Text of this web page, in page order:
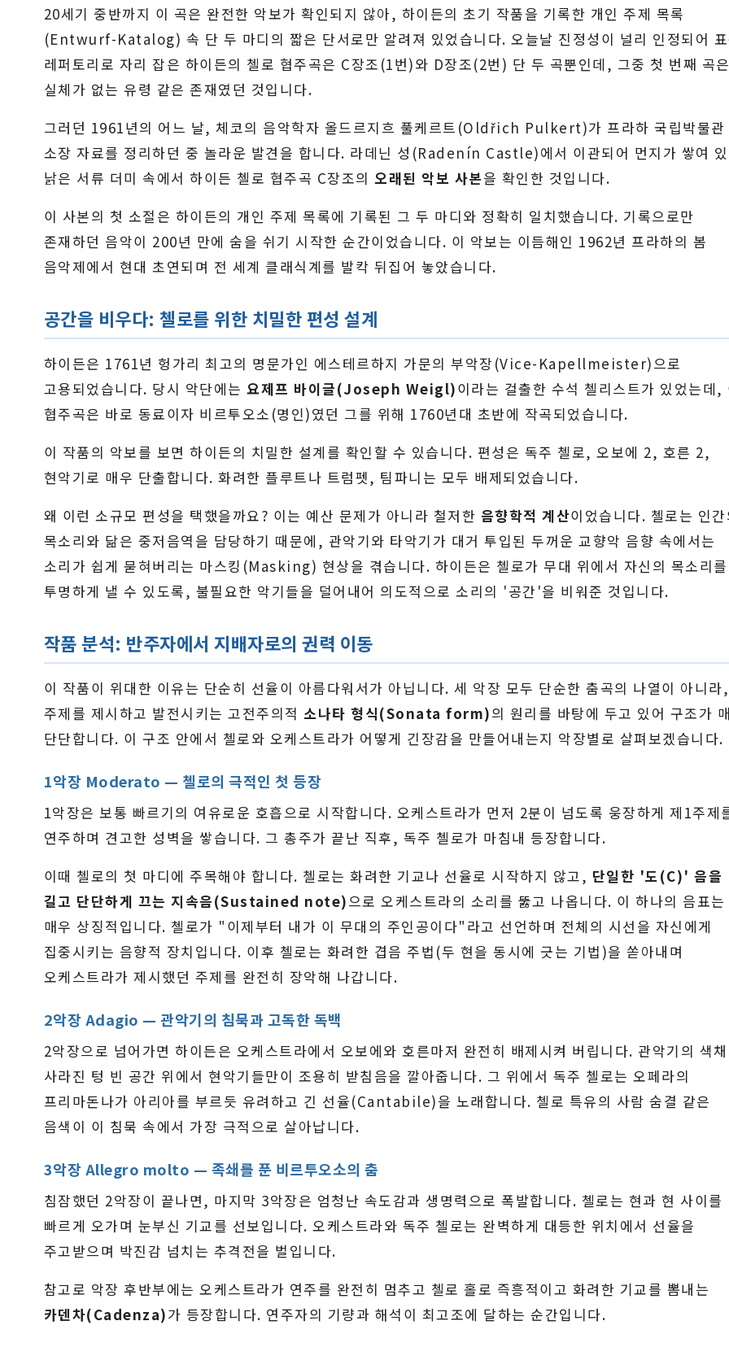
20세기 중반까지 이 곡은 완전한 악보가 확인되지 않아, 하이든의 초기 작품을 기록한 개인 주제 목록
(Entwurf-Katalog) 속 단 두 마디의 짧은 단서로만 알려져 있었습니다. 오늘날 진정성이 널리 인정되어
레퍼토리로 자리 잡은 하이든의 첼로 협주곡은 C장조(1번)와 D장조(2번) 단 두 곡뿐인데, 그중 첫 번째 곡
실체가 없는 유령 같은 존재였던 것입니다.
그러던 1961년의 어느 날, 체코의 음악학자 올드르지흐 풀케르트(Oldřich Pulkert)가 프라하 국립박물관
소장 자료를 정리하던 중 놀라운 발견을 합니다. 라데닌 성(Radenín Castle)에서 이관되어 먼지가 쌓여
낡은 서류 더미 속에서 하이든 첼로 협주곡 C장조의오래된 악보 사본을 확인한 것입니다.
이 사본의 첫 소절은 하이든의 개인 주제 목록에 기록된 그 두 마디와 정확히 일치했습니다. 기록으로만
존재하던 음악이 200년 만에 숨을 쉬기 시작한 순간이었습니다. 이 악보는 이듬해인 1962년 프라하의 봄
음악제에서 현대 초연되며 전 세계 클래식계를 발칵 뒤집어 놓았습니다.
공간을 비우다: 첼로를 위한 치밀한 편성 설계
하이든은 1761년 헝가리 최고의 명문가인 에스테르하지 가문의 부악장(Vice-Kapellmeister)으로
고용되었습니다. 당시 악단에는요제프 바이글(Joseph Weigl)이라는 걸출한 수석 첼리스트가 있었는데,
협주곡은 바로 동료이자 비르투오소(명인)였던 그를 위해 1760년대 초반에 작곡되었습니다.
이 작품의 악보를 보면 하이든의 치밀한 설계를 확인할 수 있습니다. 편성은 독주 첼로, 오보에 2, 호른 2,
현악기로 매우 단출합니다. 화려한 플루트나 트럼펫, 팀파니는 모두 배제되었습니다.
왜 이런 소규모 편성을 택했을까요? 이는 예산 문제가 아니라 철저한 음향학적 계산이었습니다. 첼로는 인
목소리와 닮은 중저음역을 담당하기 때문에, 관악기와 타악기가 대거 투입된 두꺼운 교향악 음향 속에서는
소리가 쉽게 묻혀버리는 마스킹(Masking) 현상을 겪습니다. 하이든은 첼로가 무대 위에서 자신의 목소리를
투명하게 낼 수 있도록, 불필요한 악기들을 덜어내어 의도적으로 소리의 '공간'을 비워준 것입니다.
작품 분석: 반주자에서 지배자로의 권력 이동
이 작품이 위대한 이유는 단순히 선율이 아름다워서가 아닙니다. 세 악장 모두 단순한 춤곡의 나열이 아니라,
주제를 제시하고 발전시키는 고전주의적 소나타 형식(Sonata form)의 원리를 바탕에 두고 있어 구조가
단단합니다. 이 구조 안에서 첼로와 오케스트라가 어떻게 긴장감을 만들어내는지 악장별로 살펴보겠습니다.
1악장 Moderato — 첼로의 극적인 첫 등장
1악장은 보통 빠르기의 여유로운 호흡으로 시작합니다. 오케스트라가 먼저 2분이 넘도록 웅장하게 제1주제
연주하며 견고한 성벽을 쌓습니다. 그 총주가 끝난 직후, 독주 첼로가 마침내 등장합니다.
이때 첼로의 첫 마디에 주목해야 합니다. 첼로는 화려한 기교나 선율로 시작하지 않고, 단일한 '도(C)' 음을
길고 단단하게 끄는 지속음(Sustained note)으로 오케스트라의 소리를 뚫고 나옵니다. 이 하나의 음표는
매우 상징적입니다. 첼로가 "이제부터 내가 이 무대의 주인공이다"라고 선언하며 전체의 시선을 자신에게
집중시키는 음향적 장치입니다. 이후 첼로는 화려한 겹음 주법(두 현을 동시에 긋는 기법)을 쏟아내며
오케스트라가 제시했던 주제를 완전히 장악해 나갑니다.
2악장 Adagio — 관악기의 침묵과 고독한 독백
2악장으로 넘어가면 하이든은 오케스트라에서 오보에와 호른마저 완전히 배제시켜 버립니다. 관악기의 색
사라진 텅 빈 공간 위에서 현악기들만이 조용히 받침음을 깔아줍니다. 그 위에서 독주 첼로는 오페라의
프리마돈나가 아리아를 부르듯 유려하고 긴 선율(Cantabile)을 노래합니다. 첼로 특유의 사람 숨결 같은
음색이 이 침묵 속에서 가장 극적으로 살아납니다.
3악장 Allegro molto — 족쇄를 푼 비르투오소의 춤
침잠했던 2악장이 끝나면, 마지막 3악장은 엄청난 속도감과 생명력으로 폭발합니다. 첼로는 현과 현 사이를
빠르게 오가며 눈부신 기교를 선보입니다. 오케스트라와 독주 첼로는 완벽하게 대등한 위치에서 선율을
주고받으며 박진감 넘치는 추격전을 벌입니다.
참고로 악장 후반부에는 오케스트라가 연주를 완전히 멈추고 첼로 홀로 즉흥적이고 화려한 기교를 뽐내는
카덴차(Cadenza)가 등장합니다. 연주자의 기량과 해석이 최고조에 달하는 순간입니다.